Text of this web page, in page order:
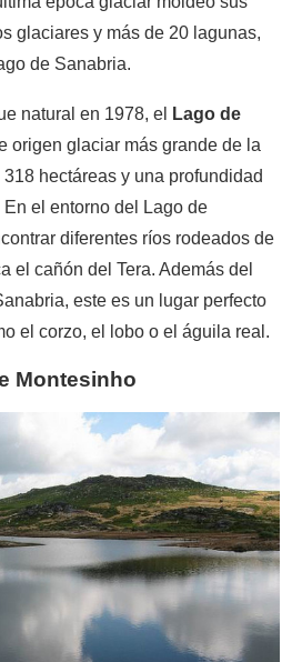
glaciares y más de 20 lagunas,
de Sanabria.
natural en 1978, el
Lago de
origen glaciar más grande de la
hectáreas y una profundidad
el entorno del Lago de
diferentes ríos rodeados de
el cañón del Tera. Además del
este es un lugar perfecto
el corzo, el lobo o el águila real.
Montesinho